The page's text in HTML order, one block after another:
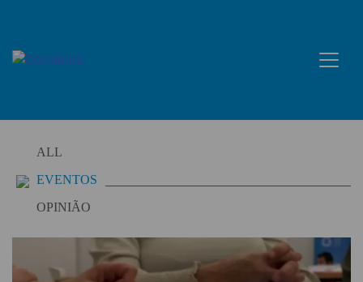
content
ALL
EVENTOS
OPINIÃO